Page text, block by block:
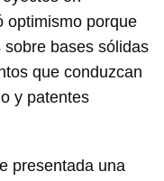
optimismo porque
bases sólidas
que conduzcan
y patentes
presentada una